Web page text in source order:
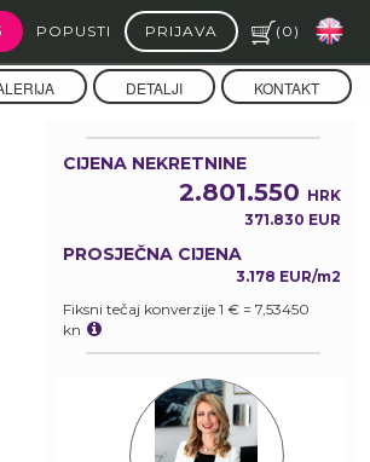
POPUSTI PRIJAVA ( 0 )
DETALJI KONTAKT
CIJENA NEKRETNINE
2.801.550 HRK
371.830 EUR
PROSJEČNA CIJENA
3.178 EUR/m2
Fiksni tečaj konverzije 1 € = 7,53450
kn